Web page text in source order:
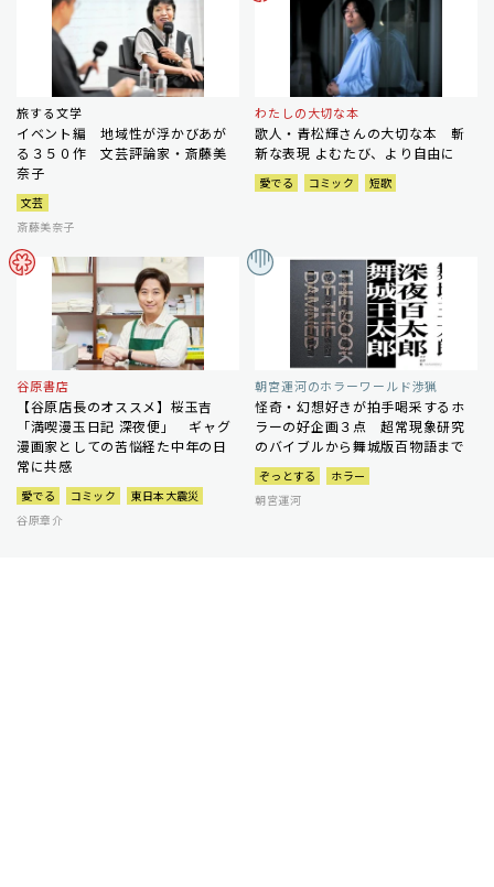
旅する文学
イベント編 地域性が浮かびあが
る３５０作 文芸評論家・斎藤美
奈子
文芸
斎藤美奈子
わたしの大切な本
歌人・青松輝さんの大切な本 斬
新な表現 よむたび、より自由に
愛でる コミック 短歌
谷原書店
【谷原店長のオススメ】桜玉吉
「満喫漫玉日記 深夜便」 ギャグ
漫画家としての苦悩経た中年の日
常に共感
愛でる コミック
東日本大震災
谷原章介
朝宮運河のホラーワールド渉猟
怪奇・幻想好きが拍手喝采するホ
ラーの好企画３点 超常現象研究
のバイブルから舞城版百物語まで
ぞっとする
ホラー
朝宮運河